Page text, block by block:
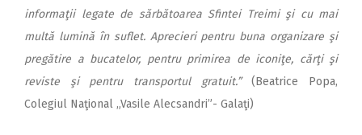
informaţii legate de sărbătoarea Sfintei Treimi şi cu mai
multă lumină în suflet. Aprecieri pentru buna organizare şi
pregătire a bucatelor, pentru primirea de iconiţe, cărţi şi
reviste şi pentru transportul gratuit.”(Beatrice Popa,
Colegiul Naţional „Vasile Alecsandri”- Galaţi)